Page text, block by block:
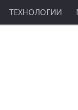
ТЕХНОЛОГИИ